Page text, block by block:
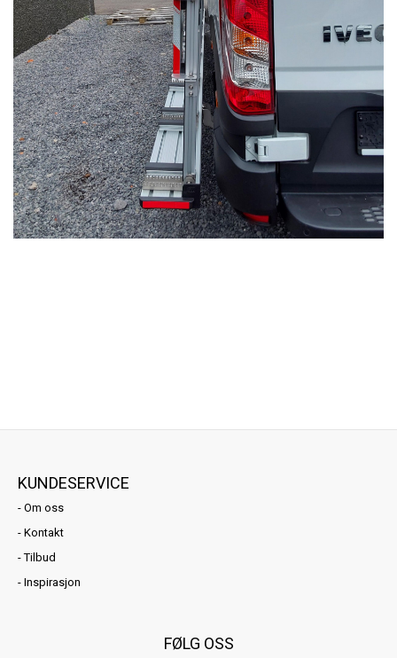
KUNDESERVICE
- Om oss
- Kontakt
-Tilbud
- Inspirasjon
FØLG OSS